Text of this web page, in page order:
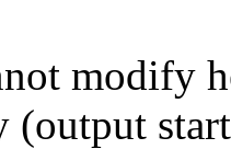
modify
(output